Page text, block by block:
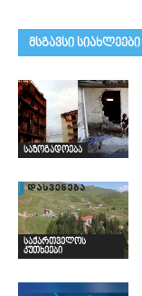
მსგავსი სიახლეები
საზოგადოება
საქართველოს
კუთხეები